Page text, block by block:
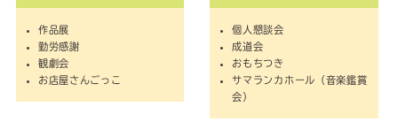
作品展
勤労感謝
観劇会
お店屋さんごっこ
個人懇談会
成道会
おもちつき
サマランカホール（音楽鑑賞
会）